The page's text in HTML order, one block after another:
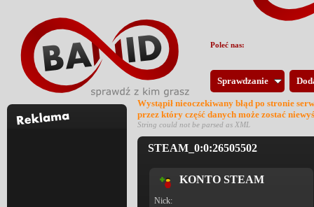
Sprawdzanie
Wystąpił nieoczekiwany błąd po stronie
przez który część danych może zostać
String could not be parsed as XML
STEAM_0:0:26505502
KONTO STEAM
Nick:
Poleć nas: